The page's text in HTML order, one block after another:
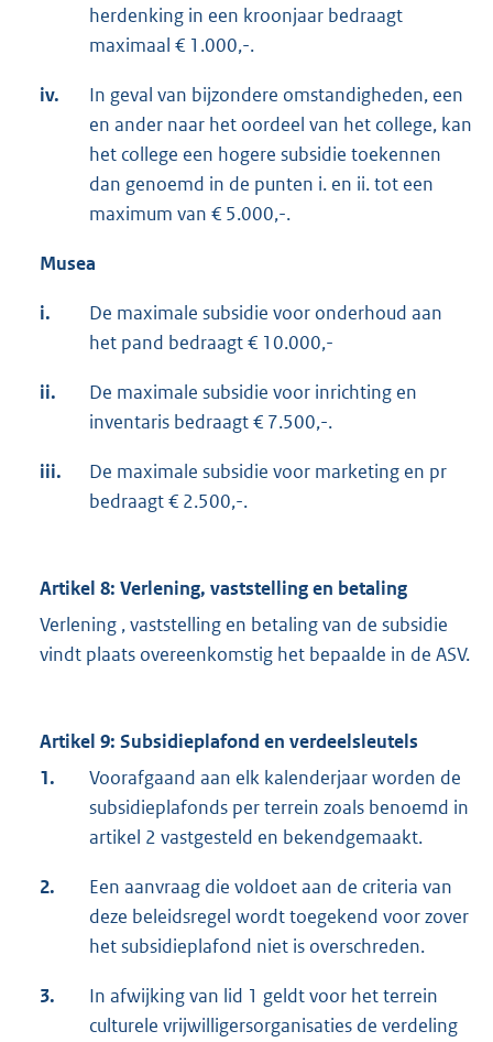
herdenking in een kroonjaar bedraagt
maximaal € 1.000,-.
iv.
In geval van bijzondere omstandigheden, een
en ander naar het oordeel van het college, kan
het college een hogere subsidie toekennen
dan genoemd in de punten i. en ii. tot een
maximum van € 5.000,-.
Musea
i.
De maximale subsidie voor onderhoud aan
het pand bedraagt € 10.000,-
ii.
De maximale subsidie voor inrichting en
inventaris bedraagt € 7.500,-.
iii.
De maximale subsidie voor marketing en pr
bedraagt € 2.500,-.
Artikel 8: Verlening, vaststelling en betaling
Verlening , vaststelling en betaling van de subsidie
vindt plaats overeenkomstig het bepaalde in de ASV.
Artikel 9: Subsidieplafond en verdeelsleutels
1.
Voorafgaand aan elk kalenderjaar worden de
subsidieplafonds per terrein zoals benoemd in
artikel 2 vastgesteld en bekendgemaakt.
2.
Een aanvraag die voldoet aan de criteria van
deze beleidsregel wordt toegekend voor zover
het subsidieplafond niet is overschreden.
3.
In afwijking van lid 1 geldt voor het terrein
culturele vrijwilligersorganisaties de verdeling